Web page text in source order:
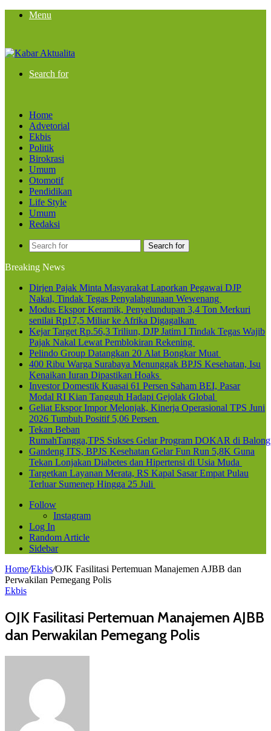
Menu
Search for
Home
Advetorial
Ekbis
Politik
Birokrasi
Umum
Otomotif
Pendidikan
Life Style
Umum
Redaksi
Search for
Breaking News
Dirjen Pajak Minta Masyarakat Laporkan Pegawai DJP
Nakal, Tindak Tegas Penyalahgunaan Wewenang
Modus Ekspor Keramik, Penyelundupan 3,4 Ton Merkuri
senilai Rp17,5 Miliar ke Afrika Digagalkan
Kejar Target Rp.56,3 Triliun, DJP Jatim I Tindak Tegas Wajib
Pajak Nakal Lewat Pemblokiran Rekening
Pelindo Group Datangkan 20 Alat Bongkar Muat
400 Ribu Warga Surabaya Menunggak BPJS Kesehatan, Isu
Kenaikan Iuran Dipastikan Hoaks
Investor Domestik Kuasai 61 Persen Saham BEI, Pasar
Modal RI Kian Tangguh Hadapi Gejolak Global
Geliat Ekspor Impor Melonjak, Kinerja Operasional TPS Juni
2026 Tumbuh Positif 5,06 Persen
Tekan Beban
RumahTangga,TPS Sukses Gelar Program DOKAR di
Gandeng ITS, BPJS Kesehatan Gelar Fun Run 5,8K Guna
Tekan Lonjakan Diabetes dan Hipertensi di Usia Muda
Targetkan Layanan Merata, RS Kapal Sasar Empat Pulau
Terluar Sumenep Hingga 25 Juli
Follow
Instagram
Log In
Random Article
Sidebar
Home/Ekbis/OJK Fasilitasi Pertemuan Manajemen AJBB dan
Perwakilan Pemegang Polis
Ekbis
OJK Fasilitasi Pertemuan Manajemen AJBB
dan Perwakilan Pemegang Polis